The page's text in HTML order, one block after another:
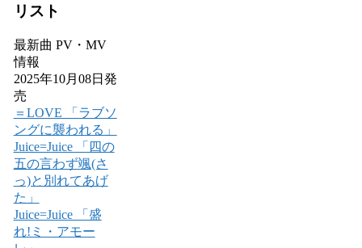
リスト
最新曲 PV・MV
情報
2025年10月08日発
売
＝LOVE 「ラブソ
ングに襲われる」
Juice=Juice 「四の
五の言わず颯(さ
っ)と別れてあげ
た」
Juice=Juice 「盛
れ!ミ・アモー